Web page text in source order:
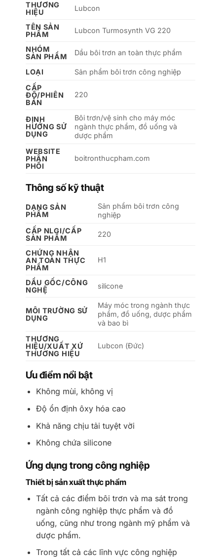
THƯƠNG
HIỆU
Lubcon
TÊN SẢN
PHẨM
Lubcon Turmosynth VG 220
NHÓM
SẢN PHẨM
Dầu bôi trơn an toàn thực phẩm
LOẠI
Sản phẩm bôi trơn công nghiệp
CẤP
ĐỘ/PHIÊN
BẢN
220
ĐỊNH
HƯỚNG SỬ
DỤNG
Bôi trơn/vệ sinh cho máy móc
ngành thực phẩm, đồ uống và
dược phẩm
WEBSITE
PHÂN
PHỐI
boitronthucpham.com
Thông số kỹ thuật
DẠNG SẢN
PHẨM
Sản phẩm bôi trơn công
nghiệp
CẤP NLGI/CẤP
SẢN PHẨM
220
CHỨNG NHẬN
AN TOÀN THỰC
PHẨM
H1
DẦU GỐC/CÔNG
NGHỆ
silicone
MÔI TRƯỜNG SỬ
DỤNG
Máy móc trong ngành thực
phẩm, đồ uống, dược phẩm
và bao bì
THƯƠNG
HIỆU/XUẤT XỨ
THƯƠNG HIỆU
Lubcon (Đức)
Ưu điểm nổi bật
Không mùi, không vị
Độ ổn định ôxy hóa cao
Khả năng chịu tải tuyệt vời
Không chứa silicone
Ứng dụng trong công nghiệp
Thiết bị sản xuất thực phẩm
Tất cả các điểm bôi trơn và ma sát trong
ngành công nghiệp thực phẩm và đồ
uống, cũng như trong ngành mỹ phẩm và
dược phẩm.
Trong tất cả các lĩnh vực công nghiệp